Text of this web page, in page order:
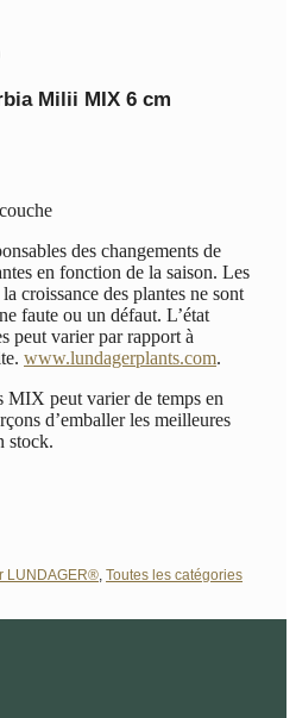
Milii MIX 6 cm
des changements de
en fonction de la saison. Les
croissance des plantes ne sont
faute ou un défaut. L’état
peut varier par rapport à
www.lundagerplants.com.
MIX peut varier de temps en
d’emballer les meilleures
stock.
LUNDAGER® Toutes les catégories